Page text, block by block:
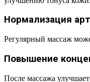
Нормализация
Регулярный массаж
Повышение
После массажа